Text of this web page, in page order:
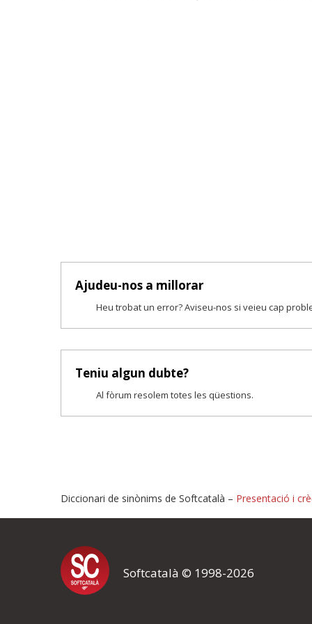
Ajudeu-nos a millorar
Heu trobat un error? Aviseu-nos si veieu cap
Teniu algun dubte?
Al fòrum resolem totes les qüestions.
Proposeu-nos millores
Si heu trobat un error o voleu proposar alguna millora, ompliu els
proposeu o l'error del qual voleu informar-nos.
Diccionari de sinònims de Softcatalà – Presentació i
Softcatalà © 1998-2026